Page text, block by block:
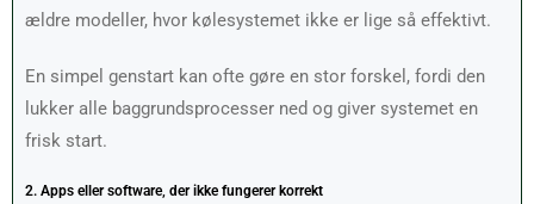
ældre modeller, hvor kølesystemet ikke er lige så effektivt.
En simpel genstart kan ofte gøre en stor forskel, fordi den
lukker alle baggrundsprocesser ned og giver systemet en
frisk start.
2. Apps eller software, der ikke fungerer korrekt